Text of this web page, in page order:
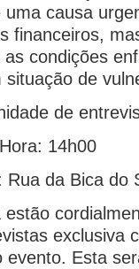
causa
financeiros,
condições
situação de
de
14h00
Rua da Bica
exclusiva
evento. Esta